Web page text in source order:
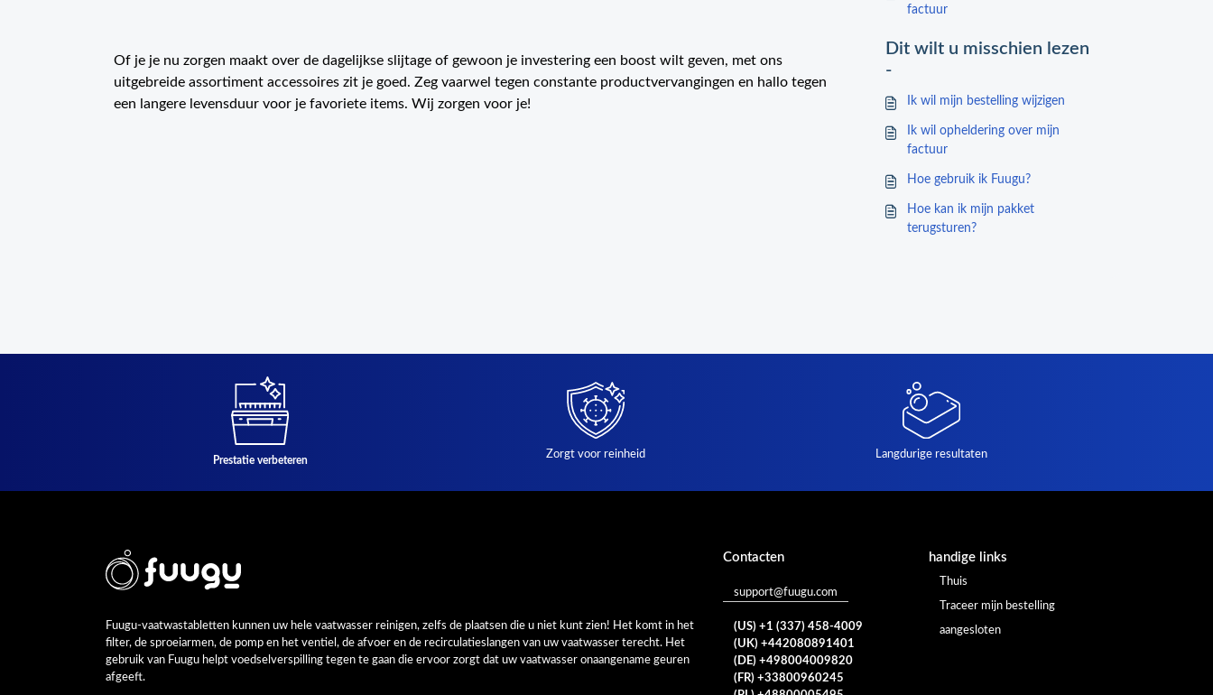
Of je je nu zorgen maakt over de dagelijkse slijtage of gewoon je investering een boost wilt geven, met ons
uitgebreide assortiment accessoires zit je goed. Zeg vaarwel tegen constante productvervangingen en hallo tegen
een langere levensduur voor je favoriete items. Wij zorgen voor je!
factuur
Dit wilt u misschien lezen
-
Ik wil mijn bestelling wijzigen
Ik wil opheldering over mijn
factuur
Hoe gebruik ik Fuugu?
Hoe kan ik mijn pakket
terugsturen?
Prestatie verbeteren Zorgt voor reinheid Langdurige resultaten
Fuugu-vaatwastabletten kunnen uw hele vaatwasser reinigen, zelfs de plaatsen die u niet kunt zien! Het komt in het
filter, de sproeiarmen, de pomp en het ventiel, de afvoer en de recirculatieslangen van uw vaatwasser terecht. Het
gebruik van Fuugu helpt voedselverspilling tegen te gaan die ervoor zorgt dat uw vaatwasser onaangename geuren
afgeeft.
Contacten
support@fuugu.com
(US) +1 (337) 458-4009
(UK) +442080891401
(DE) +498004009820
(FR) +33800960245
handige links
Thuis
Traceer mijn bestelling
aangesloten